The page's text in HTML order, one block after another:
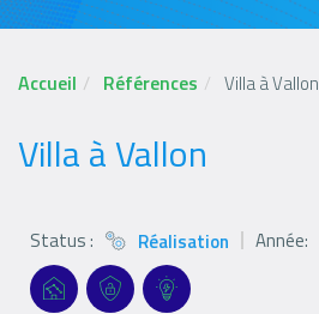
Accueil Références Villa à Vallon
Villa à Vallon
Status : Réalisation
Status
icon
Année:
Références
RéférencesRéférencesRéférences